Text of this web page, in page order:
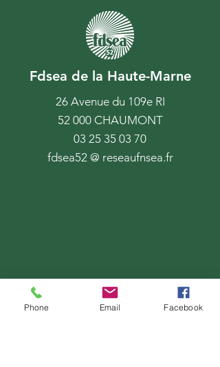
Fdsea de la Haute-Marne
26 Avenue du 109e RI
52 000 CHAUMONT
03 25 35 03 70
fdsea52 @ reseaufnsea.fr
Phone Email Facebook